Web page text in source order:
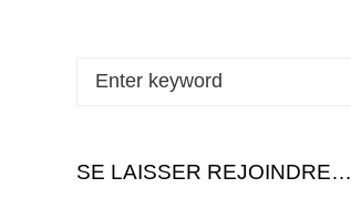
SE LAISSER REJOINDRE…